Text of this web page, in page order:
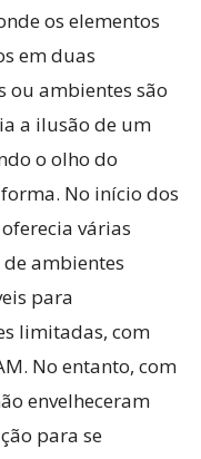
os elementos
em duas
ou ambientes são
a ilusão de um
o olho do
No início dos
várias
ambientes
para
limitadas, com
No entanto, com
envelheceram
para se